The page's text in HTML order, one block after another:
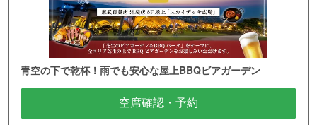
青空の下で乾杯！雨でも安心な屋上BBQビアガーデン
空席確認・予約